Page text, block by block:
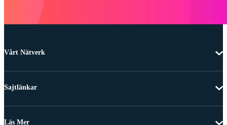
Vårt Nätverk
Sajtlänkar
Läs Mer